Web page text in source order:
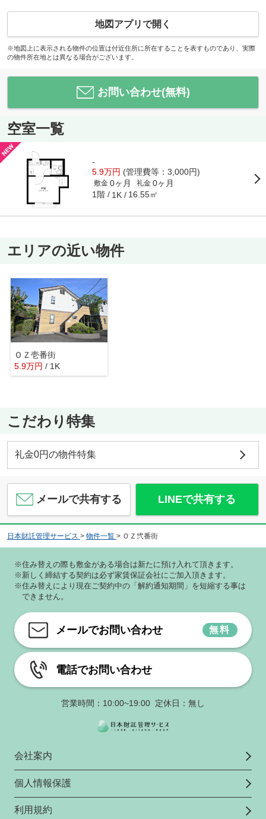
地図アプリで開く
※地図上に表示される物件の位置は付近住所に所在することを表すものであり、実際
の物件所在地とは異なる場合がございます。
お問い合わせ(無料)
空室一覧
-
5.9万円 (管理費等：3,000円)
敷金 0ヶ月 礼金 0ヶ月
1階 1K 16.55㎡
エリアの近い物件
ＯＺ壱番街
5.9万円 / 1K
こだわり特集
礼金0円の物件特集
メールで共有する LINEで共有する
日本財託管理サービス > 物件一覧 > ＯＺ弐番街
※住み替えの際も敷金がある場合は新たに預け入れて頂きます。
※新しく締結する契約は必ず家賃保証会社にご加入頂きます。
※住み替えにより現在ご契約中の「解約通知期間」を短縮する事は
できません。
メールでお問い合わせ 無料
電話でお問い合わせ
営業時間：10:00~19:00 定休日：無し
会社案内
個人情報保護
利用規約